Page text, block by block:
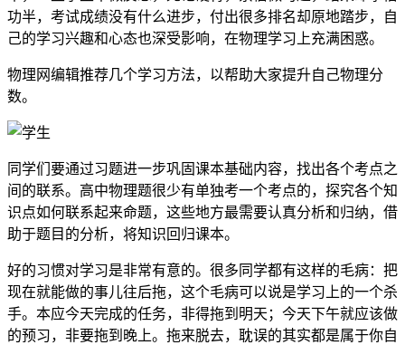
功半，考试成绩没有什么进步，付出很多排名却原地踏步，自
己的学习兴趣和心态也深受影响，在物理学习上充满困惑。
物理网编辑推荐几个学习方法，以帮助大家提升自己物理分
数。
同学们要通过习题进一步巩固课本基础内容，找出各个考点之
间的联系。高中物理题很少有单独考一个考点的，探究各个知
识点如何联系起来命题，这些地方最需要认真分析和归纳，借
助于题目的分析，将知识回归课本。
好的习惯对学习是非常有意的。很多同学都有这样的毛病：把
现在就能做的事儿往后拖，这个毛病可以说是学习上的一个杀
手。本应今天完成的任务，非得拖到明天；今天下午就应该做
的预习，非要拖到晚上。拖来脱去，耽误的其实都是属于你自